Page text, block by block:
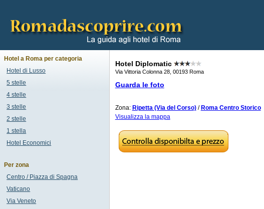
Hotel Diplomatic
Via Vittoria Colonna 28, 00193 Roma
Guarda le foto
Zona: Ripetta (Via del Corso)/ Roma Centro Storico
Visualizza la mappa
Hotel a Roma per categoria
Hotel di Lusso
5 stelle
4 stelle
3 stelle
2 stelle
1 stella
Hotel Economici
Per zona
Centro / Piazza di Spagna
Vaticano
Via Veneto